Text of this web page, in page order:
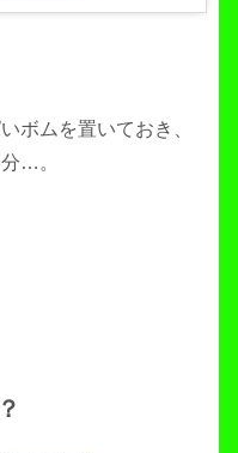
ボムを置いておき、
…。